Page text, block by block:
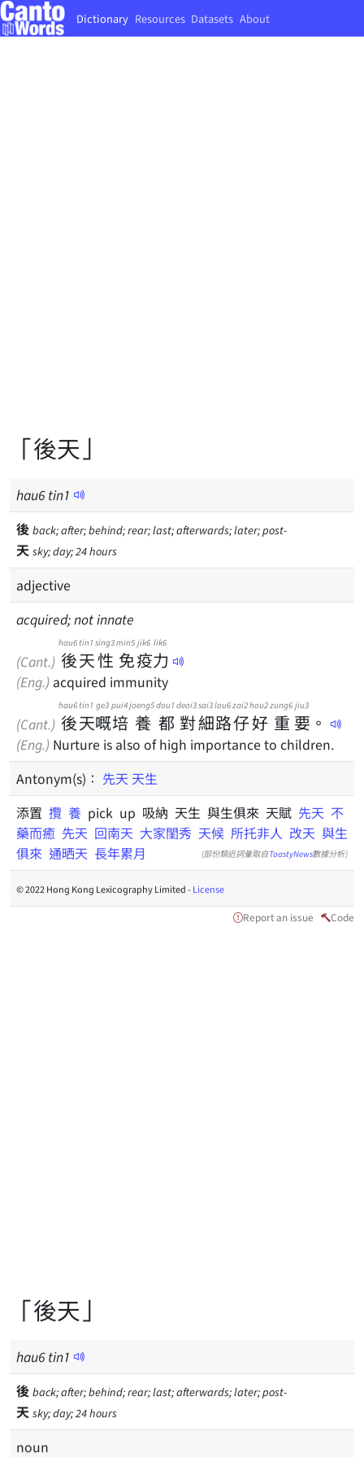
Dictionary Resources Datasets About
「後天」
hau6tin1
後 back; after; behind; rear; last; afterwards; later; post-
天 sky; day; 24 hours
adjective
acquired; not innate
(Cant.) 後
hau6
天
tin1
性
sing3
免
min5
疫
jik6
力
lik6
(Eng.) acquired immunity
(Cant.) 後
hau6
天
tin1
嘅
ge3
培
pui4
養
joeng5
都
dou1
對
deoi3
細
sai3
路
lou6
仔
zai2
好
hou2
重
zung6
要
jiu3
。
(Eng.) Nurture is also of high importance to children.
Antonym(s)： 先天 天生
添置 攬 養 pick up 吸納 天生 與生俱來 天賦 先天 不
藥而癒 先天 回南天 大家閨秀 天候 所托非人 改天 與生
俱來 通晒天 長年累月 (部份類近詞彙取自ToastyNews數據分析)
© 2022 Hong Kong Lexicography Limited -License
Report an issue Code
「後天」
hau6tin1
後 back; after; behind; rear; last; afterwards; later; post-
天 sky; day; 24 hours
noun